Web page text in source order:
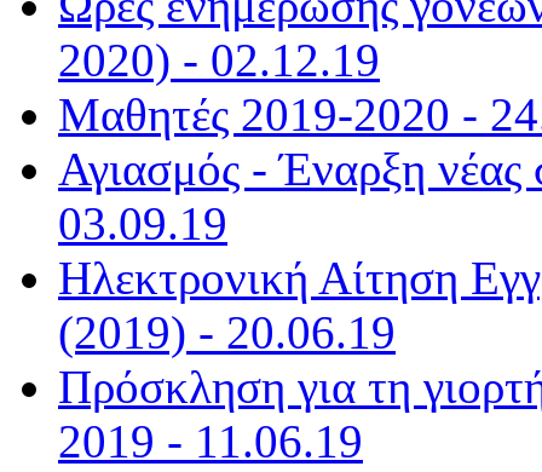
2020) - 02.12.19
Μαθητές 2019-2020 -
Αγιασμός - Έναρξη νέας
03.09.19
Ηλεκτρονική Αίτηση
(2019) - 20.06.19
Πρόσκληση για τη
2019 - 11.06.19